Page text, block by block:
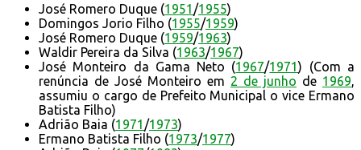
José Romero Duque (1951 /1955)
Domingos Jorio Filho (1955/1959)
José Romero Duque (1959/1963)
Waldir Pereira da Silva (1963/1967)
José Monteiro da Gama Neto (1967/1971) (Com a
renúncia de José Monteiro em 2 de junho de 1969,
assumiu o cargo de Prefeito Municipal o vice Ermano
Batista Filho)
Adrião Baia (1971 /1973)
Ermano Batista Filho (1973/1977)